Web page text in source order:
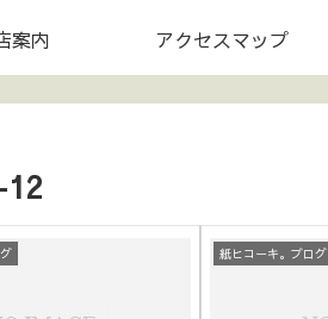
案内 アクセスマップ
紙ヒコーキ。ブログ